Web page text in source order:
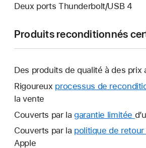
Deux ports Thunderbolt/USB 4
Produits reconditionnés
Des produits de qualité à des prix
Rigoureux processus de
la vente
Couverts par la garantie limitée
Couverts par la politique de retour
Apple